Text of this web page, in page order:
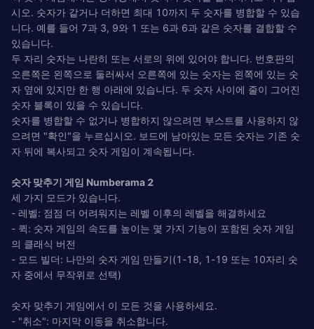
시오. 숫자가 같거나 더하면 최대 10까지 두 숫자를 병합할 수 있습
니다. 예를 들어 7과 3, 9와 1 또는 6과 6과 같은 숫자를 결합할 수
있습니다.
두 자리 숫자는 나란히 또는 서로의 위에 있어야 합니다. 번호판의
오른쪽은 왼쪽으로 둘러싸서 오른쪽에 있는 숫자는 왼쪽에 있는 숫
자 옆에 있지만 한 행 아래에 있습니다. 두 숫자 사이에 줄이 그어진
숫자 블록이 있을 수 있습니다.
숫자를 병합할 수 없거나 병합하지 않으려면 부스트를 사용하지 않
으려면 "확인"을 누르십시오. 보드에 남아있는 모든 숫자는 기존 숫
자 뒤에 복사되고 숫자 게임이 계속됩니다.
숫자 맞추기 게임 Numberama 2
세 가지 모드가 있습니다.
- 레벨: 점점 더 어려워지는 레벨 이후의 레벨을 해결하세요
- 퀵: 숫자 게임의 속도를 높이는 몇 가지 기능이 포함된 숫자 게임
의 클래식 버전
- 모드 빌더: 나만의 숫자 게임 만들기(1-18, 1-19 또는 10자리 숫
자 중에서 무작위로 선택)
숫자 맞추기 게임에서 이 모든 것을 사용하세요.
- "취소": 마지막 이동을 취소합니다.